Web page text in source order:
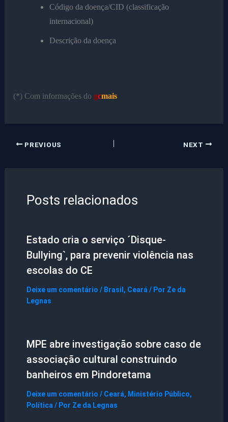
Código da doença/CID (classificação
internacional)
Descrição da doença
(*) Com informações do gcmais
PREVIOUS NEXT
Posts relacionados
Estado cria o serviço ´Disque-
Bullying`, para prevenir violência nas
escolas do CE
Deixe um comentário / Brasil , Ceará/ Por Ze da
Legnas
MPE abre investigação sobre caso de
associação cultural construindo
banheiros em Pindoretama
Deixe um comentário / Ceará, Ministério Público,
Política/ Por Ze da Legnas